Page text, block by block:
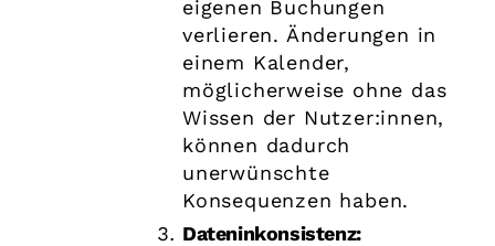
eigenen Buchungen
verlieren. Änderungen in
einem Kalender,
möglicherweise ohne das
Wissen der Nutzer:innen,
können dadurch
unerwünschte
Konsequenzen haben.
Dateninkonsistenz: